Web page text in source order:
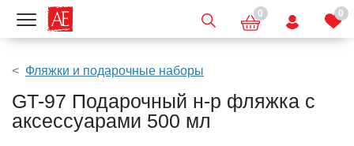
Показать меню 0 0
Фляжки и подарочные наборы
GT-97 Подарочный н-р фляжка с
аксессуарами 500 мл